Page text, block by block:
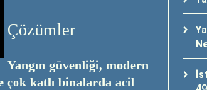
Çözümler
Yangın güvenliği, modern
çok katlı binalarda acil